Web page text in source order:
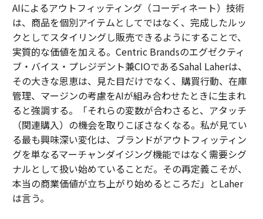
AIによるアウトフィッティング（コーディネート）技術
は、商品を個別アイテムとしてではなく、完成したルッ
クとしてスタイリングし販売できるようにすることで、
実質的な価値を加える。Centric Brandsのエグゼクティ
ブ・バイス・プレジデント兼CIOであるSahal Laherは、
その大きな恩恵は、見た目だけでなく、購買行動、在庫
管理、マージンの考慮をAIが組み合わせたときに生まれ
ると強調する。「それらの変数が合わさると、アタッチ
（関連購入）の機会を取りこぼさなくなる。私が見てい
る最も興味深い変化は、ブランドがアウトフィッティン
グを単なるマーチャンダイジング機能ではなく需要シグ
ナルとして扱い始めていることだ。その再定義こそが、
本当の商業価値が立ち上がり始めるところだ」とLaher
は言う。